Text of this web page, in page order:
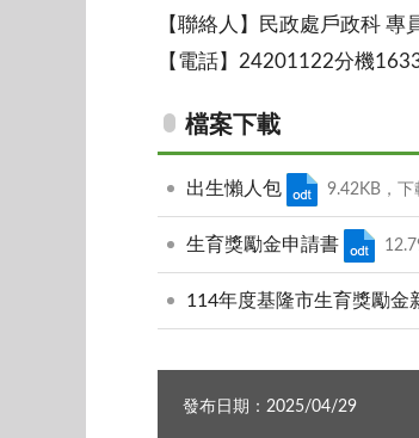
【聯絡人】民政處戶政科 專
【電話】24201122分機
檔案下載
出生懶人包 9.42KB，下
生育獎勵金申請書
114年度基隆市生育獎勵金
發布日期：2025/04/29